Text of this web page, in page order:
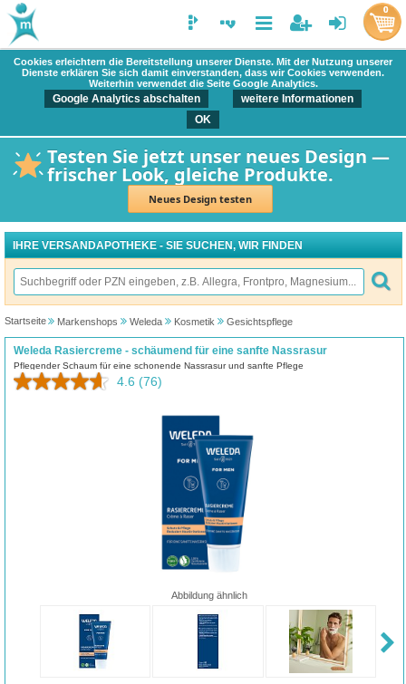
Cookies erleichtern die Bereitstellung unserer Dienste. Mit der Nutzung unserer
Dienste erklären Sie sich damit einverstanden, dass wir Cookies verwenden.
Weiterhin verwendet die Seite Google Analytics.
Google Analytics abschalten
weitere Informationen
OK
Testen Sie jetzt unser neues Design —
frischer Look, gleiche Produkte.
Neues Design testen
0
IHRE VERSANDAPOTHEKE - SIE SUCHEN, WIR FINDEN
Startseite Markenshops Weleda Kosmetik Gesichtspflege
Weleda Rasiercreme - schäumend für eine sanfte Nassrasur
Pflegender Schaum für eine schonende Nassrasur und sanfte Pflege
4.6 (76)
Abbildung ähnlich